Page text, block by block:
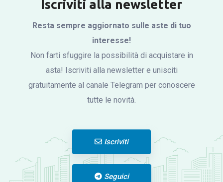
Click to
Load
Panorama
Iscriviti alla newsletter
Resta sempre aggiornato sulle aste di tuo
interesse!
Non farti sfuggire la possibilità di acquistare in
asta! Iscriviti alla newsletter e unisciti
gratuitamente al canale Telegram per conoscere
tutte le novità.
Iscriviti
Seguici